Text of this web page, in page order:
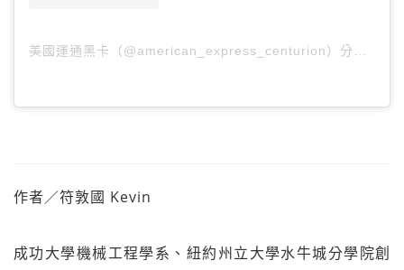
作者／符敦國 Kevin
成功大學機械工程學系、紐約州立大學水牛城分學院創